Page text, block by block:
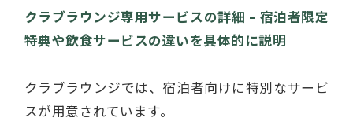
クラブラウンジ専用サービスの詳細 – 宿泊者限定
特典や飲食サービスの違いを具体的に説明
クラブラウンジでは、宿泊者向けに特別なサービ
スが用意されています。